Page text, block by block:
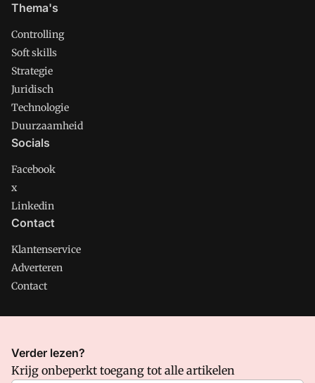
Thema's
Controlling
Soft skills
Strategie
Juridisch
Technologie
Duurzaamheid
Socials
Facebook
x
Linkedin
Contact
Klantenservice
Adverteren
Contact
CMweb is onderdeel van VMN media. Lees in
waar VMN media voor staat. Op gebruik van deze site zijn de
Verder lezen?
Krijg onbeperkt toegang tot alle artikelen